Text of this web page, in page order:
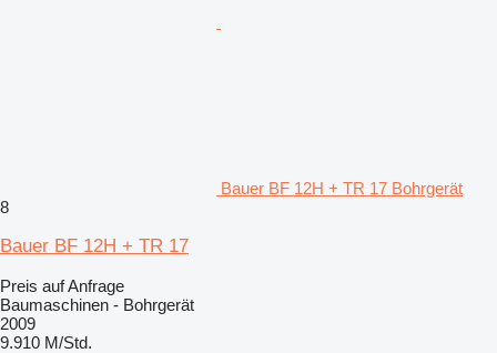
Bauer BF 12H + TR 17 Bohrgerät
8
Bauer BF 12H + TR 17
Preis auf Anfrage
Baumaschinen - Bohrgerät
2009
9.910 M/Std.